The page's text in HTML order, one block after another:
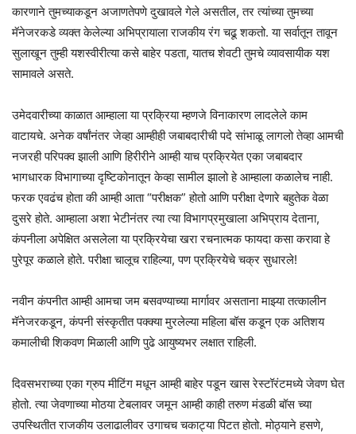
कारणाने तुमच्याकडून अजाणतेपणे दुखावले गेले असतील, तर त्यांच्या तुमच्या
मॅनेजरकडे व्यक्त केलेल्या अभिप्रायाला राजकीय रंग चढू शकतो. या सर्वातून तावून
सुलाखून तुम्ही यशस्वीरीत्या कसे बाहेर पडता, यातच शेवटी तुमचे व्यावसायीक यश
सामावले असते.
उमेदवारीच्या काळात आम्हाला या प्रक्रिया म्हणजे विनाकारण लादलेले काम
वाटायचे. अनेक वर्षांनंतर जेव्हा आम्हीही जबाबदारीची पदे सांभाळू लागलो तेव्हा आमची
नजरही परिपक्व झाली आणि हिरीरीने आम्ही याच प्रक्रियेत एका जबाबदार
भागधारक विभागाच्या दृष्टिकोनातून केव्हा सामील झालो हे आम्हाला कळालेच नाही.
फरक एवढंच होता की आम्ही आता “परीक्षक” होतो आणि परीक्षा देणारे बहुतेक वेळा
दुसरे होते. आम्हाला अशा भेटीनंतर त्या त्या विभागप्रमुखाला अभिप्राय देताना,
कंपनीला अपेक्षित असलेला या प्रक्रियेचा खरा रचनात्मक फायदा कसा करावा हे
पुरेपूर कळाले होते. परीक्षा चालूच राहिल्या, पण प्रक्रियेचे चक्र सुधारले!
नवीन कंपनीत आम्ही आमचा जम बसवण्याच्या मार्गावर असताना माझ्या तत्कालीन
मॅनेजरकडून, कंपनी संस्कृतीत पक्क्या मुरलेल्या महिला बॉस कडून एक अतिशय
कमालीची शिकवण मिळाली आणि पुढे आयुष्यभर लक्षात राहिली.
दिवसभराच्या एका ग्रुप मीटिंग मधून आम्ही बाहेर पडून खास रेस्टॉरंटमध्ये जेवण घेत
होतो. त्या जेवणाच्या मोठया टेबलावर जमून आम्ही काही तरुण मंडळी बॉस च्या
उपस्थितीत राजकीय उलाढालीवर उगाचच चकाट्या पिटत होतो. मोठ्याने हसणे,